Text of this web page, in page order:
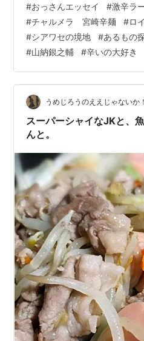
ちろん純粋に「辛いの好き」
が言われるように人生に行き
た時に人間は一種の刺激を欲
んね･･^^; ちなみに私は今、シ
自分からは考えられない程の
入…
#おっさんエッセイ #激辛ラ
#チャルメラ 宮崎辛麺 #ロ
#シアワセの境地 #あるもの
#山納銀之輔 #辛いの大好き
うめじろうのええじゃないか！
スーパーシャイなJKと、
んと。